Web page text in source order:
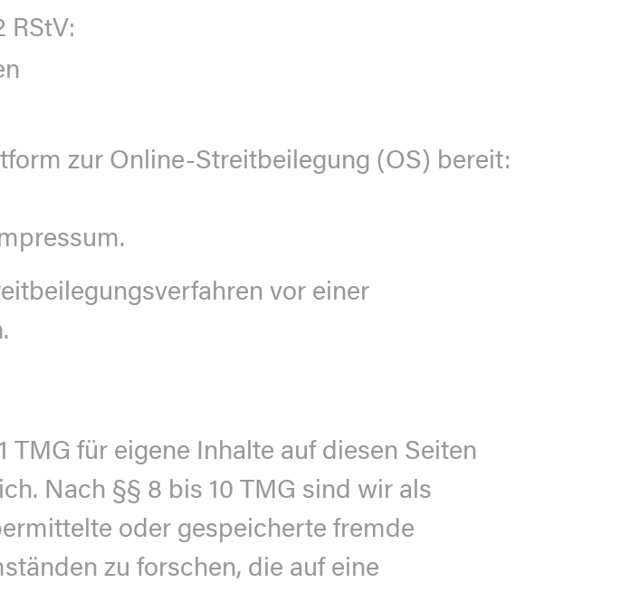
RStV:
zur Online-Streitbeilegung (OS) bereit:
vor einer
für eigene Inhalte auf diesen Seiten
Nach §§ 8 bis 10 TMG sind wir als
oder gespeicherte fremde
zu forschen, die auf eine